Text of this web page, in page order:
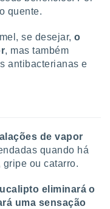
quente.
se desejar, o
, mas também
antibacterianas e
de vapor
quando há
ou catarro.
eliminará o
uma sensação